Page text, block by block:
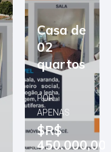
Casa de
02
quartos
POR
APENAS
$R$
450.000,00